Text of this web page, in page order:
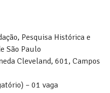
Pesquisa Histórica e
São Paulo
Cleveland, 601, Campos
– 01 vaga